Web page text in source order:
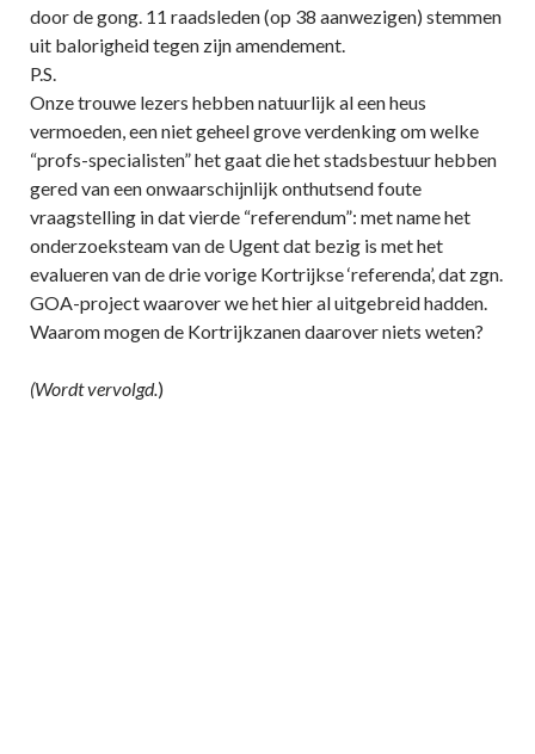
door de gong. 11 raadsleden (op 38 aanwezigen) stemmen
uit balorigheid tegen zijn amendement.
P.S.
Onze trouwe lezers hebben natuurlijk al een heus
vermoeden, een niet geheel grove verdenking om welke
“profs-specialisten” het gaat die het stadsbestuur hebben
gered van een onwaarschijnlijk onthutsend foute
vraagstelling in dat vierde “referendum”: met name het
onderzoeksteam van de Ugent dat bezig is met het
evalueren van de drie vorige Kortrijkse ‘referenda’, dat zgn.
GOA-project waarover we het hier al uitgebreid hadden.
Waarom mogen de Kortrijkzanen daarover niets weten?
(Wordt vervolgd.)